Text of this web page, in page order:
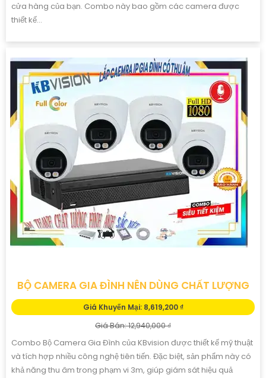
cửa hàng của bạn. Combo này bao gồm các camera được
thiết kế...
BỘ CAMERA GIA ĐÌNH NÊN DÙNG CHẤT LƯỢNG
Giá Khuyến Mại: 8,619,200 ₫
Giá Bán: 12,940,000 ₫
Combo Bộ Camera Gia Đình của KBvision được thiết kế mỹ thuật
và tích hợp nhiều công nghệ tiên tiến. Đặc biệt, sản phẩm này có
khả năng thu âm trong phạm vi 3m, giúp giám sát hiệu quả